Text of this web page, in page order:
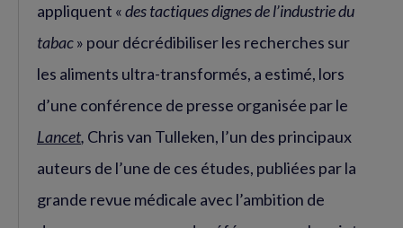
appliquent «des tactiques dignes de l’industrie du
tabac» pour décrédibiliser les recherches sur
les aliments ultra-transformés, a estimé, lors
d’une conférence de presse organisée par le
Lancet, Chris van Tulleken, l’un des principaux
auteurs de l’une de ces études, publiées par la
grande revue médicale avec l’ambition de